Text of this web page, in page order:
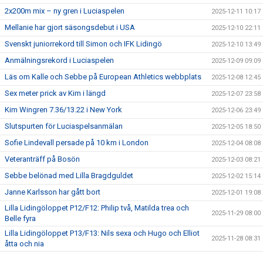
2x200m mix – ny gren i Luciaspelen 2025-12-11 10:17
Mellanie har gjort säsongsdebut i USA 2025-12-10 22:11
Svenskt juniorrekord till Simon och IFK Lidingö 2025-12-10 13:49
Anmälningsrekord i Luciaspelen 2025-12-09 09:09
Läs om Kalle och Sebbe på European Athletics webbplats 2025-12-08 12:45
Sex meter prick av Kim i längd 2025-12-07 23:58
Kim Wingren 7.36/13.22 i New York 2025-12-06 23:49
Slutspurten för Luciaspelsanmälan 2025-12-05 18:50
Sofie Lindevall persade på 10 km i London 2025-12-04 08:08
Veteranträff på Bosön 2025-12-03 08:21
Sebbe belönad med Lilla Bragdguldet 2025-12-02 15:14
Janne Karlsson har gått bort 2025-12-01 19:08
Lilla Lidingöloppet P12/F12: Philip två, Matilda trea och
Belle fyra
2025-11-29 08:00
Lilla Lidingöloppet P13/F13: Nils sexa och Hugo och Elliot
åtta och nia
2025-11-28 08:31